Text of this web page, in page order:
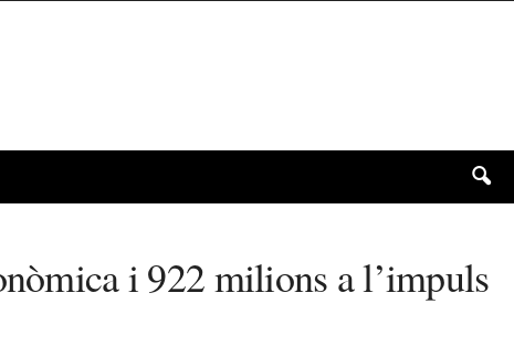
i 922 milions a l’impuls